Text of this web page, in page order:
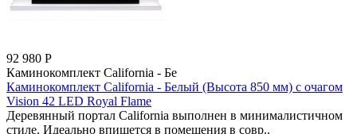
92 980 Р
Каминокомплект California - Бе
Каминокомплект California - Белый (Высота 850 мм) с очагом
Vision 42 LED Royal Flame
Деревянный портал California выполнен в минималистичном
стиле. Идеально впишется в помещения в совр..